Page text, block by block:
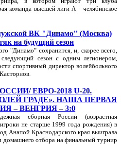
команда высшей лиги А – челябинское
ВК "Динамо" (Москва)
на будущий сезон
"Динамо" сохранится, и, скорее всего,
следующий сезон с одним легионером,
спортивный директор волейбольного
ЕВРО-2018 U-20.
ГРАДЕ». НАША ПЕРВАЯ
– ВЕНГРИЯ – 3:0
сборная России (возрастная
не старше 1999 года рождения) в
Анапой Краснодарского края выиграла
отбора на финальный турнир